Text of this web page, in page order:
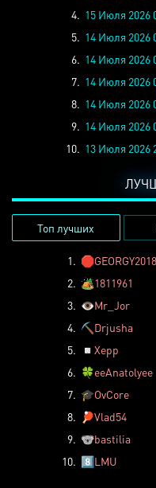
4. 15 Июля 2026
5. 14 Июля 2026
6. 14 Июля 2026
7. 14 Июля 2026
8. 14 Июля 2026
9. 14 Июля 2026
10. 13 Июля 2026
Топ лучших
1. 🛑GEORGY2018
2. 🏕️1811961
3. 👁️Mr_Jor
4. ⛏️ Drjusha
5.
◽ Xepp
6. 🍀eeAnatolyee
7. 🎓OvCore
8.
🏓Vlad54
9. 🐨bastilia
10. 8️⃣LMU